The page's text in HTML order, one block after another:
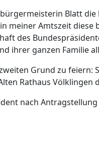
Blatt die
meiner Amtszeit
des
ihrer ganzen Familie
Grund zu feiern:
Rathaus Völklingen
nach